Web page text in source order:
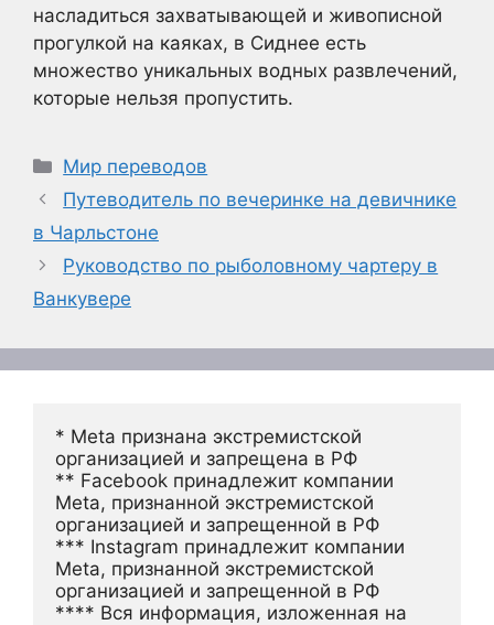
насладиться захватывающей и живописной
прогулкой на каяках, в Сиднее есть
множество уникальных водных развлечений,
которые нельзя пропустить.
Рубрики
Мир переводов
Путеводитель по вечеринке на девичнике
в Чарльстоне
Руководство по рыболовному чартеру в
Ванкувере
* Meta признана экстремистской
организацией и запрещена в РФ
** Facebook принадлежит компании
Meta, признанной экстремистской
организацией и запрещенной в РФ
*** Instagram принадлежит компании
Meta, признанной экстремистской
организацией и запрещенной в РФ
**** Вся информация, изложенная на